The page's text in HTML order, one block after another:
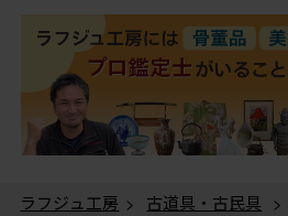
ラフジュ工房 > 古道具・古民具